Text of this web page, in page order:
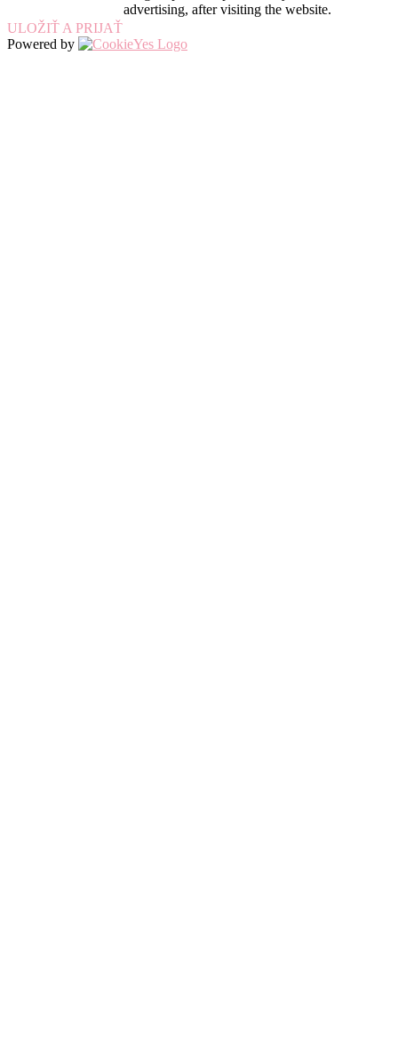
advertising, after visiting the website.
ULOŽIŤ A PRIJAŤ
Powered by